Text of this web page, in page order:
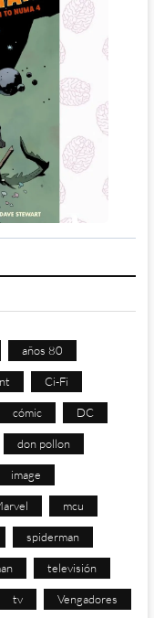
años 80
Ci-Fi
cómic DC
don pollon
image
mcu
spiderman
televisión
tv Vengadores